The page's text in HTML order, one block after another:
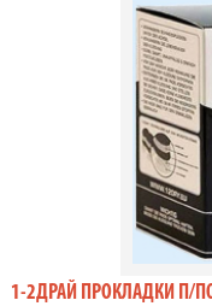
1-2ДРАЙ ПРОКЛАДКИ П/